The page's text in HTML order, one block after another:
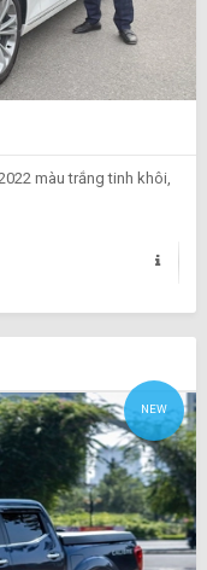
màu trắng tinh khôi,
NEW